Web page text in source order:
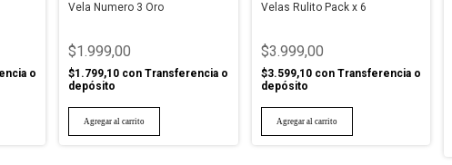
o
Vela Numero 3 Oro
$1.999,00
$1.799,10 con Transferencia o
depósito
Velas Rulito Pack x 6
$3.999,00
$3.599,10 con Transferencia o
depósito